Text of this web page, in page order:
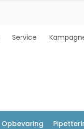
Service
Opbevaring